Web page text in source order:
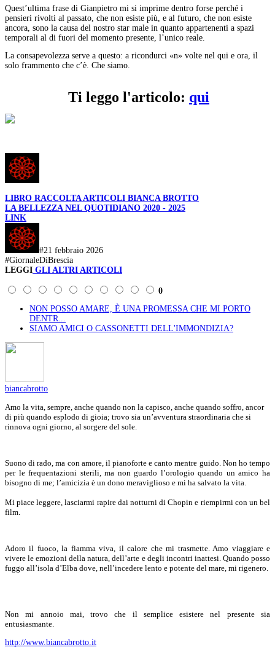
Quest’ultima frase di Gianpietro mi si imprime dentro forse perché i
pensieri rivolti al passato, che non esiste più, e al futuro, che non esiste
ancora, sono la causa del nostro star male in quanto appartenenti a spazi
temporali al di fuori del momento presente, l’unico reale.
La consapevolezza serve a questo: a ricondurci «n» volte nel qui e ora, il
solo frammento che c’è. Che siamo.
Ti leggo l'articolo: qui
LIBRO RACCOLTA ARTICOLI BIANCA BROTTO
LA BELLEZZA NEL QUOTIDIANO 2020 - 2025
LINK
#21 febbraio 2026
#GiornaleDiBrescia
LEGGI GLI ALTRI ARTICOLI
0
NON POSSO AMARE, È UNA PROMESSA CHE MI PORTO
DENTR...
SIAMO AMICI O CASSONETTI DELL'IMMONDIZIA?
biancabrotto
Amo la vita, sempre, anche quando non la capisco, anche quando soffro, ancor
di più quando esplodo di gioia; trovo sia un’avventura straordinaria che si
rinnova ogni giorno, al sorgere del sole.
Suono di rado, ma con amore, il pianoforte e canto mentre guido. Non ho tempo
per le frequentazioni sterili, ma non guardo l’orologio quando un amico ha
bisogno di me; l’amicizia è un dono meraviglioso e mi ha salvato la vita.
Mi piace leggere, lasciarmi rapire dai notturni di Chopin e riempirmi con un bel
film.
Adoro il fuoco, la fiamma viva, il calore che mi trasmette. Amo viaggiare e
vivere le emozioni della natura, dell’arte e degli incontri inattesi. Quando posso
fuggo all’isola d’Elba dove, nell’incedere lento e potente del mare, mi rigenero.
Non mi annoio mai, trovo che il semplice esistere nel presente sia
entusiasmante.
http://www.biancabrotto.it